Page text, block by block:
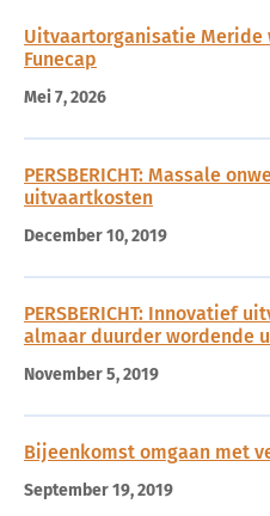
Uitvaartorganisatie Meride
Funecap
Mei 7, 2026
PERSBERICHT: Massale
uitvaartkosten
December 10, 2019
PERSBERICHT: Innovatief
almaar duurder wordende
November 5, 2019
Bijeenkomst omgaan met
September 19, 2019